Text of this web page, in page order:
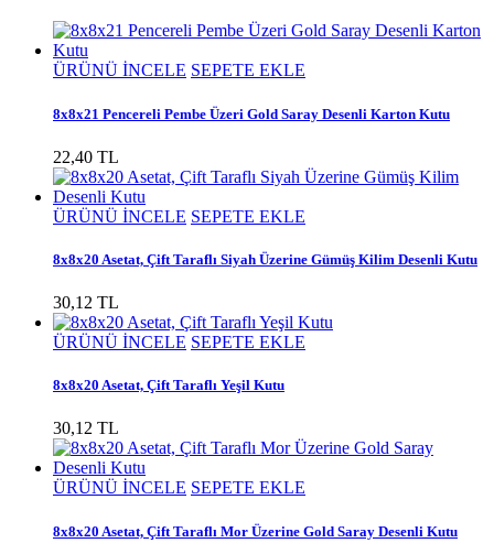
ÜRÜNÜ İNCELE SEPETE EKLE
8x8x21 Pencereli Pembe Üzeri Gold Saray Desenli Karton Kutu
22,40 TL
ÜRÜNÜ İNCELE SEPETE EKLE
8x8x20 Asetat, Çift Taraflı Siyah Üzerine Gümüş Kilim Desenli Kutu
30,12 TL
ÜRÜNÜ İNCELE SEPETE EKLE
8x8x20 Asetat, Çift Taraflı Yeşil Kutu
30,12 TL
ÜRÜNÜ İNCELE SEPETE EKLE
8x8x20 Asetat, Çift Taraflı Mor Üzerine Gold Saray Desenli Kutu